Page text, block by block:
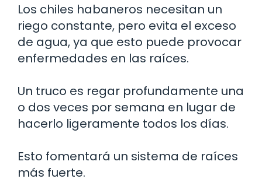
Los chiles habaneros necesitan un
riego constante, pero evita el exceso
de agua, ya que esto puede provocar
enfermedades en las raíces.
Un truco es regar profundamente una
o dos veces por semana en lugar de
hacerlo ligeramente todos los días.
Esto fomentará un sistema de raíces
más fuerte.